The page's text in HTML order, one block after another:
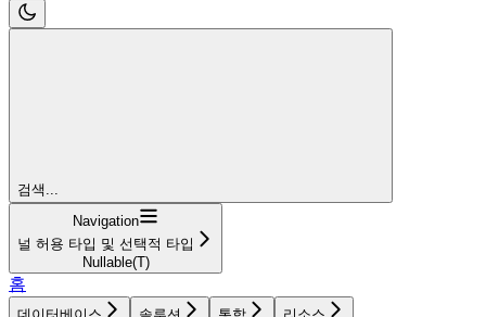
검색...
Navigation
널 허용 타입 및 선택적 타입
Nullable(T)
홈